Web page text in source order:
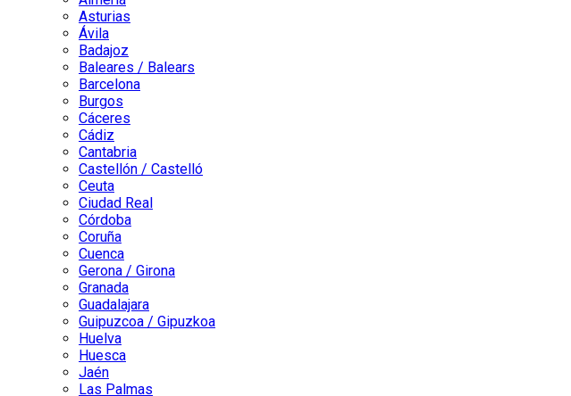
Asturias
Ávila
Badajoz
Baleares / Balears
Barcelona
Burgos
Cáceres
Cádiz
Cantabria
Castellón / Castelló
Ceuta
Ciudad Real
Córdoba
Coruña
Cuenca
Gerona / Girona
Granada
Guadalajara
Guipuzcoa / Gipuzkoa
Huelva
Huesca
Jaén
Las Palmas